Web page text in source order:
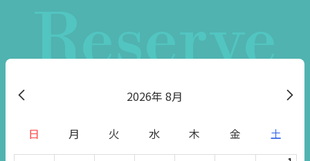
Reserve
2026 8月
日 月 火 水 木 金
土